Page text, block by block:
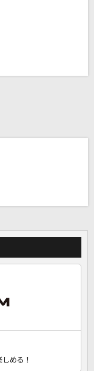
！
める！